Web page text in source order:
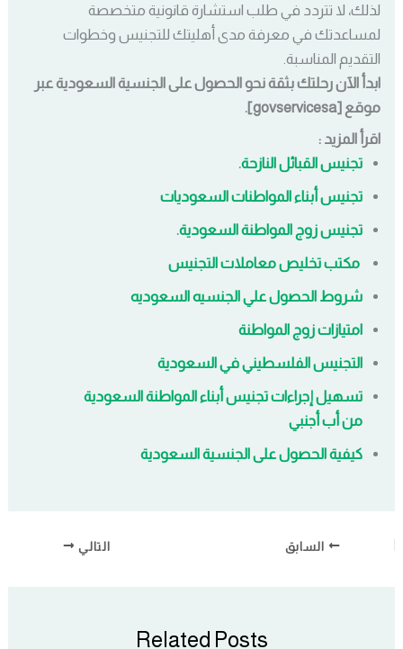
لذلك، لا تتردد في طلب استشارة قانونية متخصصة
لمساعدتك في معرفة مدى أهليتك للتجنيس وخطوات
التقديم المناسبة.
ابدأ الآن رحلتك بثقة نحو الحصول على الجنسية السعودية عبر
موقع [govservicesa].
اقرأ المزيد :
تجنيس القبائل النازحة.
تجنيس أبناء المواطنات السعوديات
تجنيس زوج المواطنة السعودية.
مكتب تخليص معاملات التجنيس
شروط الحصول علي الجنسيه السعوديه
امتيازات زوج المواطنة
التجنيس الفلسطيني في السعودية
تسهيل إجراءات تجنيس أبناء المواطنة السعودية
من أب أجنبي
كيفية الحصول على الجنسية السعودية
السابق التالي
Related Posts